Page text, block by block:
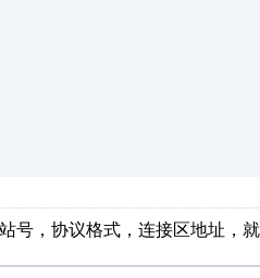
号，协议格式，连接区地址，